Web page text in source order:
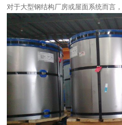
对于大型钢结构厂房或屋面系统而言